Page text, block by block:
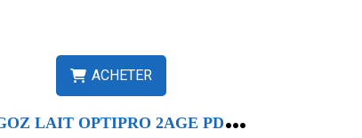
ACHETER
G
UIGOZ LAIT OPTIPRO 2AGE PDR 780G